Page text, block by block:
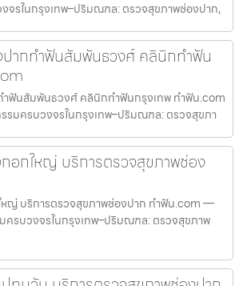
รในกรุงเทพ–ปริมณฑล: ตรวจสุขภาพช่องปาก,
ากทำฟันสัมพันธวงศ์ คลินิกทำฟัน
ฟันสัมพันธวงศ์ คลินิกทำฟันกรุงเทพ ทำฟัน.com
มครบวงจรในกรุงเทพ–ปริมณฑล: ตรวจสุขภา
อกใหญ่ บริการตรวจสุขภาพช่อง
ญ่ บริการตรวจสุขภาพช่องปาก ทำฟัน.com —
รบวงจรในกรุงเทพ–ปริมณฑล: ตรวจสุขภาพ